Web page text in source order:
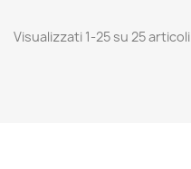
Visualizzati 1-25 su 25 articoli